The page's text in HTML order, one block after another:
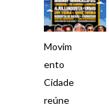
Movim
ento
Cidade
reúne